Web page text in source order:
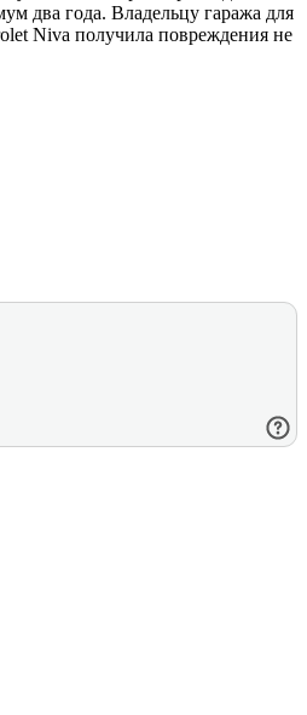
два года. Владельцу гаража для
Niva получила повреждения не